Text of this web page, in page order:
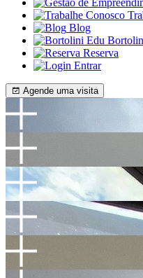
Blog
Reserva
Entrar
Agende uma visita